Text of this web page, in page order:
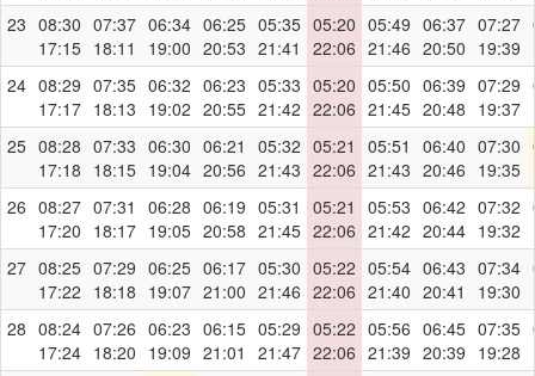
23 08:30
17:15
07:37
18:11
06:34
19:00
06:25
20:53
05:35
21:41
05:20
22:06
05:49
21:46
06:37
20:50
07:27
19:39
24 08:29
17:17
07:35
18:13
06:32
19:02
06:23
20:55
05:33
21:42
05:20
22:06
05:50
21:45
06:39
20:48
07:29
19:37
25 08:28
17:18
07:33
18:15
06:30
19:04
06:21
20:56
05:32
21:43
05:21
22:06
05:51
21:43
06:40
20:46
07:30
19:35
26 08:27
17:20
07:31
18:17
06:28
19:05
06:19
20:58
05:31
21:45
05:21
22:06
05:53
21:42
06:42
20:44
07:32
19:32
27 08:25
17:22
07:29
18:18
06:25
19:07
06:17
21:00
05:30
21:46
05:22
22:06
05:54
21:40
06:43
20:41
07:34
19:30
28 08:24
17:24
07:26
18:20
06:23
19:09
06:15
21:01
05:29
21:47
05:22
22:06
05:56
21:39
06:45
20:39
07:35
19:28